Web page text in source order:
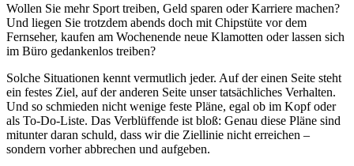
Wollen Sie mehr Sport treiben, Geld sparen oder Karriere machen?
Und liegen Sie trotzdem abends doch mit Chipstüte vor dem
Fernseher, kaufen am Wochenende neue Klamotten oder lassen sich
im Büro gedankenlos treiben?
Solche Situationen kennt vermutlich jeder. Auf der einen Seite steht
ein festes Ziel, auf der anderen Seite unser tatsächliches Verhalten.
Und so schmieden nicht wenige feste Pläne, egal ob im Kopf oder
als To-Do-Liste. Das Verblüffende ist bloß: Genau diese Pläne sind
mitunter daran schuld, dass wir die Ziellinie nicht erreichen –
sondern vorher abbrechen und aufgeben.